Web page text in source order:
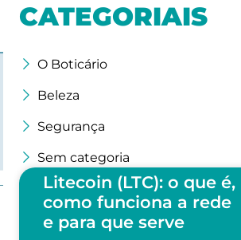
CATEGORIAIS
O Boticário
Beleza
Segurança
Sem categoria
Litecoin (LTC): o que é,
como funciona a rede
e para que serve